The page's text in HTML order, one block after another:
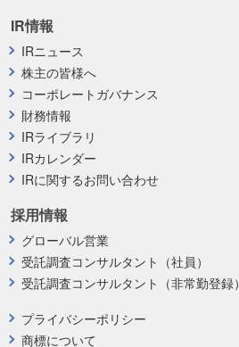
プライバシーポリシー
商標について
採用情報
グローバル営業
受託調査コンサルタント（社員）
受託調査コンサルタント（非常勤登録）
IR情報
IRニュース
株主の皆様へ
コーポレートガバナンス
財務情報
IRライブラリ
IRカレンダー
IRに関するお問い合わせ